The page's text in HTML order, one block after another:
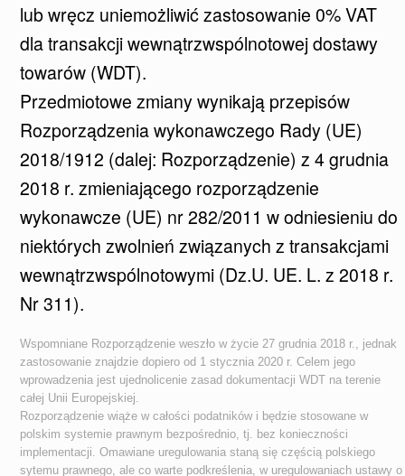
lub wręcz uniemożliwić zastosowanie 0% VAT
dla transakcji wewnątrzwspólnotowej dostawy
towarów (WDT).
Przedmiotowe zmiany wynikają przepisów
Rozporządzenia wykonawczego Rady (UE)
2018/1912 (dalej: Rozporządzenie) z 4 grudnia
2018 r. zmieniającego rozporządzenie
wykonawcze (UE) nr 282/2011 w odniesieniu do
niektórych zwolnień związanych z transakcjami
wewnątrzwspólnotowymi (Dz.U. UE. L. z 2018 r.
Nr 311).
Wspomniane Rozporządzenie weszło w życie 27 grudnia 2018 r., jednak
zastosowanie znajdzie dopiero od 1 stycznia 2020 r. Celem jego
wprowadzenia jest ujednolicenie zasad dokumentacji WDT na terenie
całej Unii Europejskiej.
Rozporządzenie wiąże w całości podatników i będzie stosowane w
polskim systemie prawnym bezpośrednio, tj. bez konieczności
implementacji. Omawiane uregulowania staną się częścią polskiego
sytemu prawnego, ale co warte podkreślenia, w uregulowaniach ustawy o